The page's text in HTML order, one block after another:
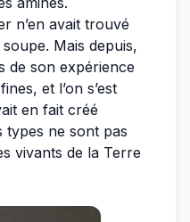
n’en avait trouvé
Mais depuis,
de son expérience
et l’on s’est
en fait créé
types ne sont pas
vivants de la Terre